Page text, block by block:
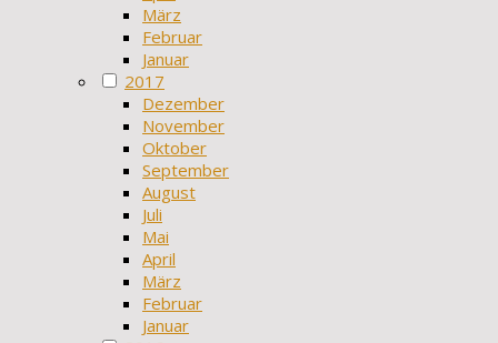
März
Februar
Januar
2017
Dezember
November
Oktober
September
August
Juli
Mai
April
März
Februar
Januar